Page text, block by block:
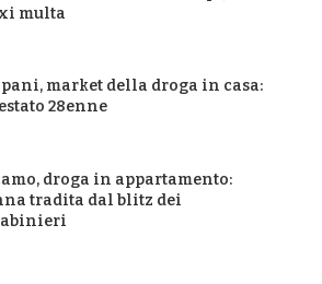
multa
market della droga in casa:
28enne
droga in appartamento:
tradita dal blitz dei